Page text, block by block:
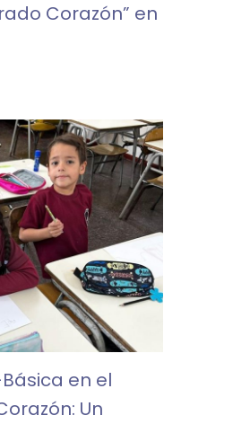
Corazón” en
en el
Un